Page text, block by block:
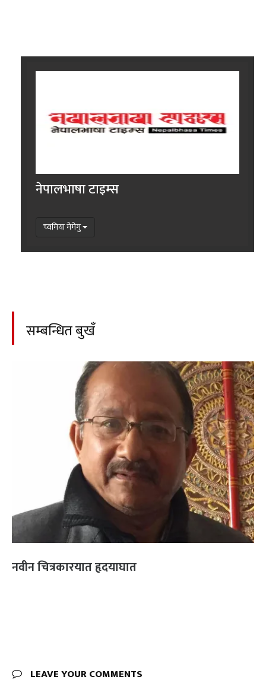
नेपालभाषा टाइम्स
च्वमिया मेमेगु
सम्बन्धित बुखँ
नवीन चित्रकारयात हृदयाघात
LEAVE YOUR COMMENTS